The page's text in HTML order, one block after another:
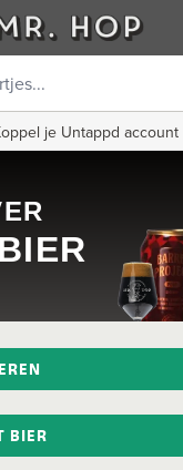
je Untappd account
BIER